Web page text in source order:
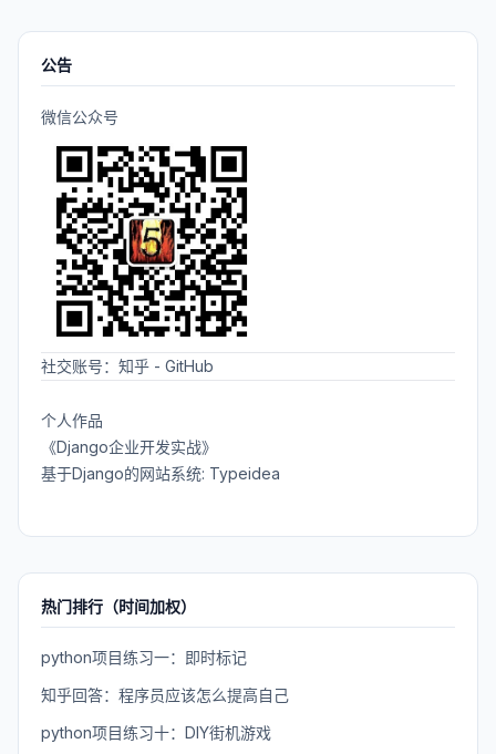
公告
微信公众号
社交账号： 知乎 - GitHub
个人作品
《Django企业开发实战》
基于Django的网站系统: Typeidea
热门排行（时间加权）
python项目练习一：即时标记
知乎回答：程序员应该怎么提高自己
python项目练习十：DIY街机游戏